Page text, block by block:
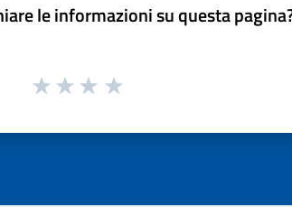
le informazioni su questa